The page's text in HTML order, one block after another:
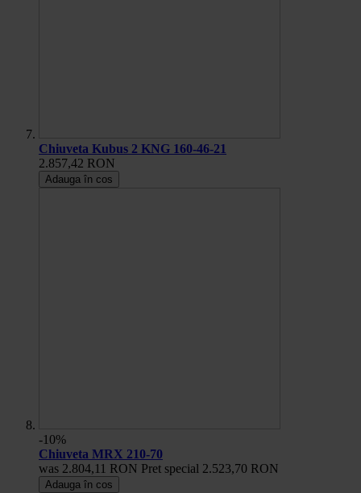
Chiuveta Kubus 2 KNG 160-46-21
2.857,42 RON
Adauga în cos
-10%
Chiuveta MRX 210-70
was 2.804,11 RON Pret special 2.523,70 RON
Adauga în cos